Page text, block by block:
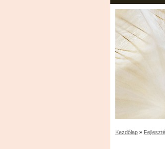
Kezdőlap »